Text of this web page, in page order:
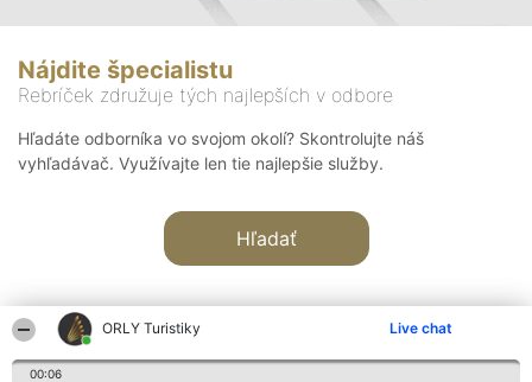
ORLY Turistiky Live chat
00:06
Nájdite špecialistu
Rebríček združuje tých najlepších v odbore
Hľadáte odborníka vo svojom okolí? Skontrolujte náš
vyhľadávač. Využívajte len tie najlepšie služby.
Hľadať